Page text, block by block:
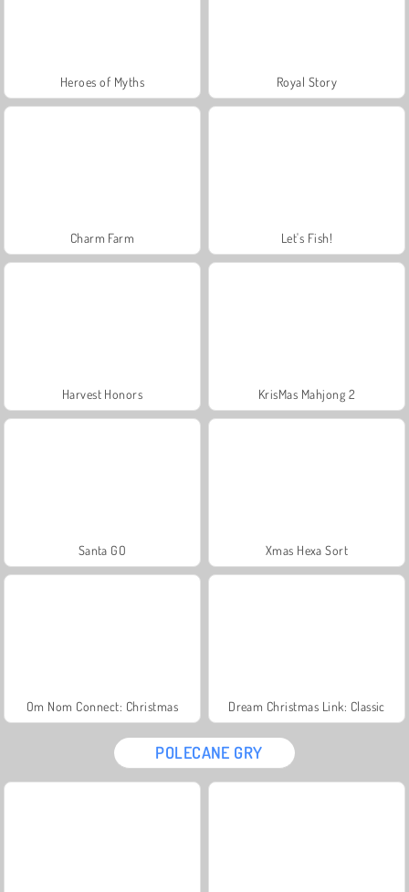
Heroes of Myths Royal Story
Charm Farm Let's Fish!
Harvest Honors KrisMas Mahjong 2
Santa GO Xmas Hexa Sort
Om Nom Connect: Christmas Dream Christmas Link: Classic
POLECANE GRY